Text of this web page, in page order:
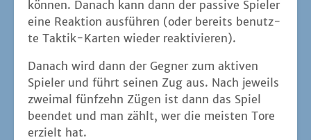
kön­nen. Danach kann dann der pas­si­ve Spie­ler
eine Reak­ti­on aus­füh­ren (oder bereits benutz­
te Tak­tik-Kar­ten wie­der reaktivieren).
Danach wird dann der Geg­ner zum akti­ven
Spie­ler und führt sei­nen Zug aus. Nach jeweils
zwei­mal fünf­zehn Zügen ist dann das Spiel
been­det und man zählt, wer die meis­ten Tore
erzielt hat.